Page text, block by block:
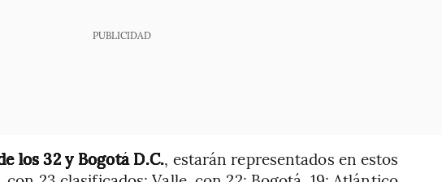
PUBLICIDAD
los 32 y Bogotá D.C., estarán representados en estos